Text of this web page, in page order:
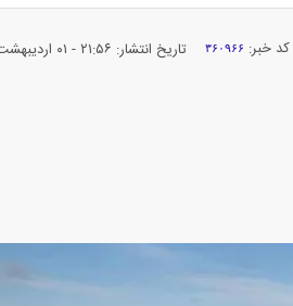
کد خبر: ۳۶۰۹۶۶
تاریخ انتشار: ۲۱:۵۶ - ۰۱ ارديبهشت ۱۴۰۵